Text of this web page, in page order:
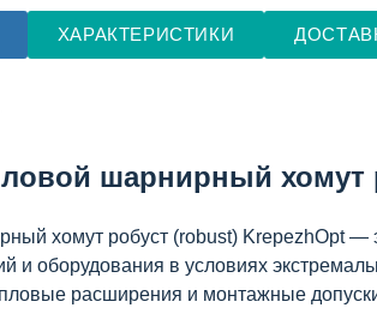
ХАРАКТЕРИСТИКИ
шарнирный хомут
хомут робуст (robust) KrepezhOpt —
и оборудования в условиях
расширения и монтажные